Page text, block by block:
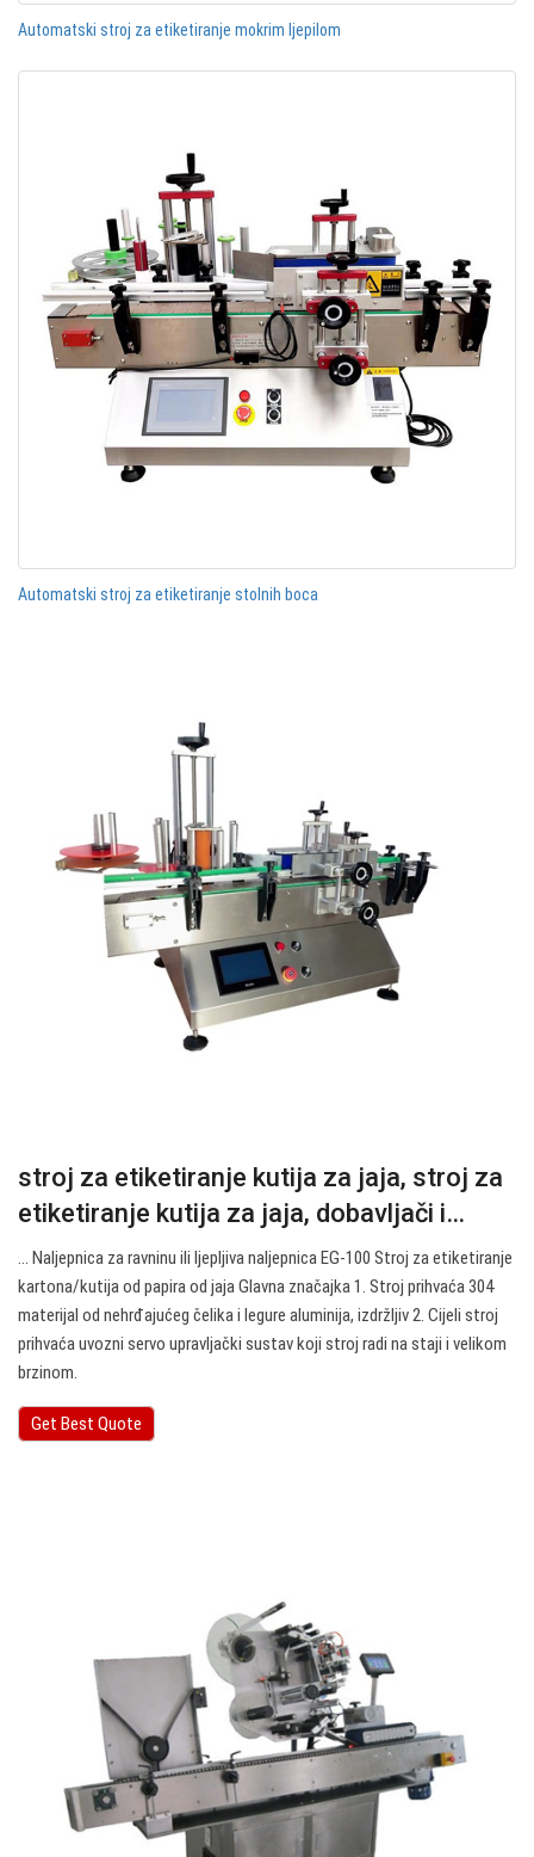
Automatski stroj za etiketiranje mokrim ljepilom
Automatski stroj za etiketiranje stolnih boca
stroj za etiketiranje kutija za jaja, stroj za
etiketiranje kutija za jaja, dobavljači i…
… Naljepnica za ravninu ili ljepljiva naljepnica EG-100 Stroj za etiketiranje
kartona/kutija od papira od jaja Glavna značajka 1. Stroj prihvaća 304
materijal od nehrđajućeg čelika i legure aluminija, izdržljiv 2. Cijeli stroj
prihvaća uvozni servo upravljački sustav koji stroj radi na staji i velikom
brzinom.
Get Best Quote